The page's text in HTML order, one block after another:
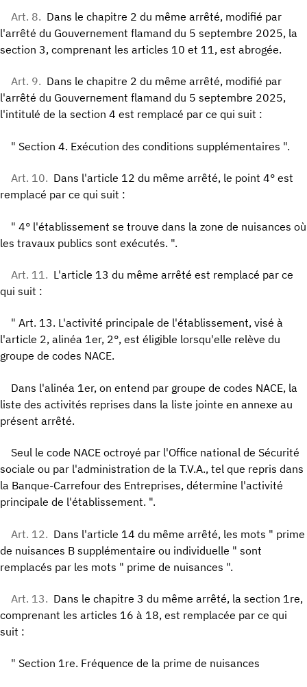
Art. 8. Dans le chapitre 2 du même arrêté, modifié par
l'arrêté du Gouvernement flamand du 5 septembre 2025, la
section 3, comprenant les articles 10 et 11, est abrogée.
Art. 9. Dans le chapitre 2 du même arrêté, modifié par
l'arrêté du Gouvernement flamand du 5 septembre 2025,
l'intitulé de la section 4 est remplacé par ce qui suit :
" Section 4. Exécution des conditions supplémentaires ".
Art. 10. Dans l'article 12 du même arrêté, le point 4° est
remplacé par ce qui suit :
" 4° l'établissement se trouve dans la zone de nuisances où
les travaux publics sont exécutés. ".
Art. 11. L'article 13 du même arrêté est remplacé par ce
qui suit :
" Art. 13. L'activité principale de l'établissement, visé à
l'article 2, alinéa 1er, 2°, est éligible lorsqu'elle relève du
groupe de codes NACE.
Dans l'alinéa 1er, on entend par groupe de codes NACE, la
liste des activités reprises dans la liste jointe en annexe au
présent arrêté.
Seul le code NACE octroyé par l'Office national de Sécurité
sociale ou par l'administration de la T.V.A., tel que repris dans
la Banque-Carrefour des Entreprises, détermine l'activité
principale de l'établissement. ".
Art. 12. Dans l'article 14 du même arrêté, les mots " prime
de nuisances B supplémentaire ou individuelle " sont
remplacés par les mots " prime de nuisances ".
Art. 13. Dans le chapitre 3 du même arrêté, la section 1re,
comprenant les articles 16 à 18, est remplacée par ce qui
suit :
" Section 1re. Fréquence de la prime de nuisances